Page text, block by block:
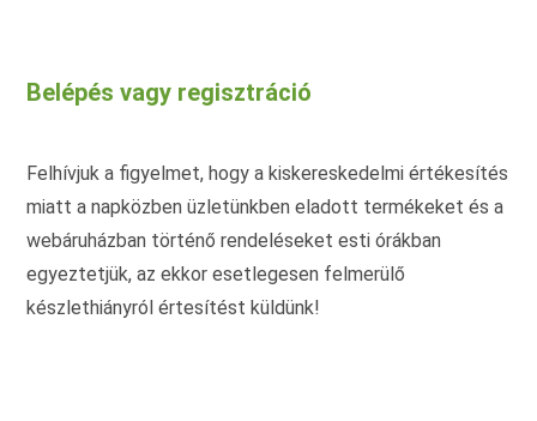
a
termékoldalon
Belépés vagy regisztráció
Felhívjuk a figyelmet, hogy a kiskereskedelmi értékesítés
miatt a napközben üzletünkben eladott termékeket és a
webáruházban történő rendeléseket esti órákban
egyeztetjük, az ekkor esetlegesen felmerülő
készlethiányról értesítést küldünk!